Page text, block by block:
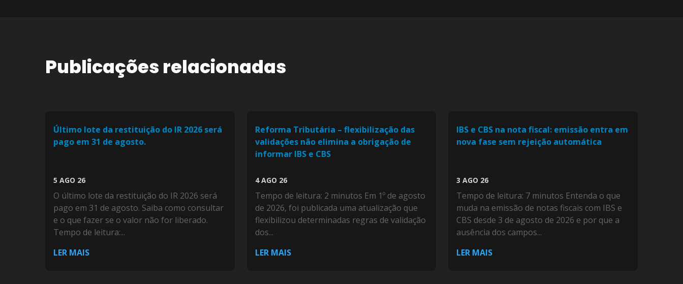
Publicações relacionadas
Último lote da restituição do IR 2026 será
pago em 31 de agosto.
5 AGO 26
O último lote da restituição do IR 2026 será
pago em 31 de agosto. Saiba como consultar
e o que fazer se o valor não for liberado.
Tempo de leitura:...
LER MAIS
Reforma Tributária – flexibilização das
validações não elimina a obrigação de
informar IBS e CBS
4 AGO 26
Tempo de leitura: 2 minutos Em 1º de agosto
de 2026, foi publicada uma atualização que
flexibilizou determinadas regras de validação
dos...
LER MAIS
IBS e CBS na nota fiscal: emissão entra em
nova fase sem rejeição automática
3 AGO 26
Tempo de leitura: 7 minutos Entenda o que
muda na emissão de notas fiscais com IBS e
CBS desde 3 de agosto de 2026 e por que a
ausência dos campos...
LER MAIS